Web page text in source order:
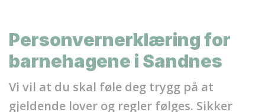
Personvernerklæring for
barnehagene i Sandnes
Vi vil at du skal føle deg trygg på at
gjeldende lover og regler følges. Sikker